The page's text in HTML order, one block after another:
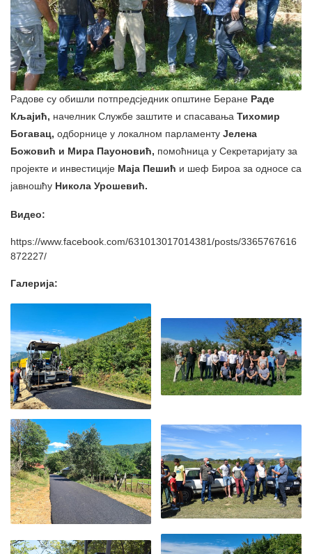
Радове су обишли потпредсједник општине Беране Раде
Кљајић, начелник Службе заштите и спасавања Тихомир
Богавац, одборнице у локалном парламенту Јелена
Божовић и Мира Пауоновић, помоћница у Секретаријату за
пројекте и инвестиције Маја Пешић и шеф Бироа за односе са
јавношћу Никола Урошевић.
Видео:
https://www.facebook.com/631013017014381/posts/3365767616
872227/
Галерија: